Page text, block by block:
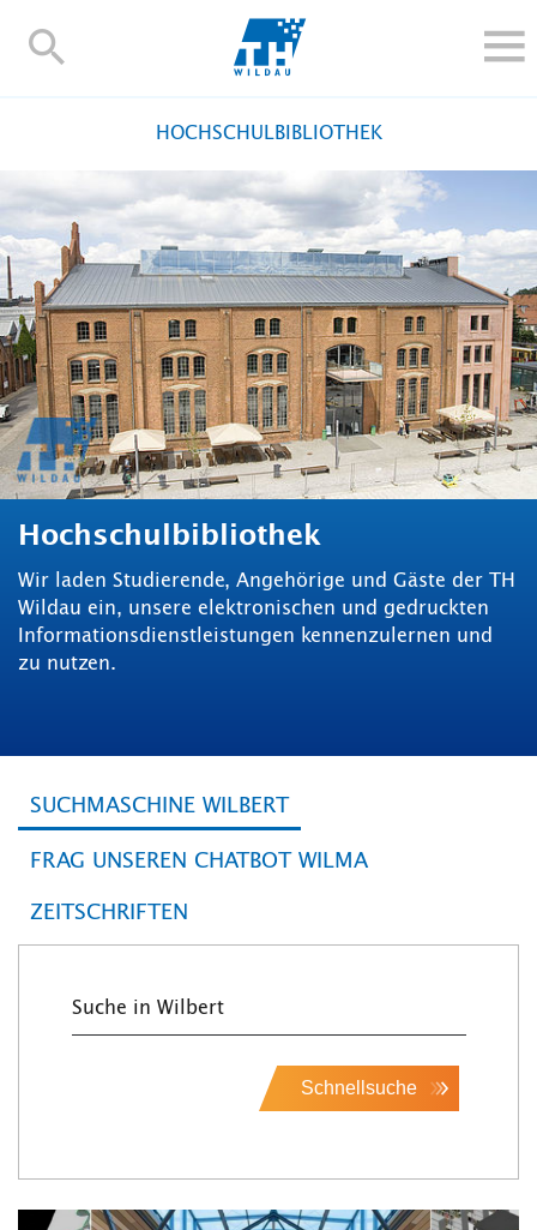
TH-
FORSCHUNG UND TRANSFER
ALUMNI
HOCHSCHULE
INTERNATIONAL
BESCHÄFTIGTE
Blogs Kontakt und Anfahrt Webmail Moodle
TH Online-Portal Personensuche English
HOCHSCHULBIBLIOTHEK
Hochschulbibliothek
Wir laden Studierende, Angehörige und Gäste der TH
Wildau ein, unsere elektronischen und gedruckten
Informationsdienstleistungen kennenzulernen und
zu nutzen.
SUCHMASCHINE WILBERT
FRAG UNSEREN CHATBOT WILMA
ZEITSCHRIFTEN
Schnellsuche